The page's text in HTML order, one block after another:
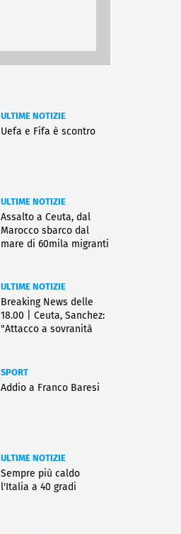
ULTIME NOTIZIE
Uefa e Fifa è scontro
ULTIME NOTIZIE
Assalto a Ceuta, dal
Marocco sbarco dal
mare di 60mila migranti
ULTIME NOTIZIE
Breaking News delle
18.00 | Ceuta, Sanchez:
"Attacco a sovranità
SPORT
Addio a Franco Baresi
ULTIME NOTIZIE
Sempre più caldo
l'Italia a 40 gradi